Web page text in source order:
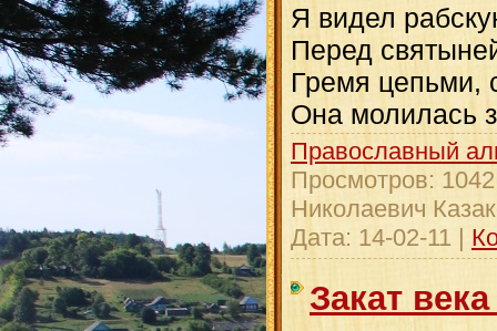
Я видел
Перед
Гремя цепьми,
Она молилась
Православный
Просмотров: 1042
Николаевич
Дата: 14-02-11 |
Закат